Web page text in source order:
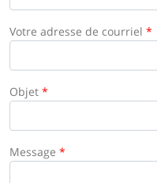
Votre adresse de courriel *
Objet *
Message *